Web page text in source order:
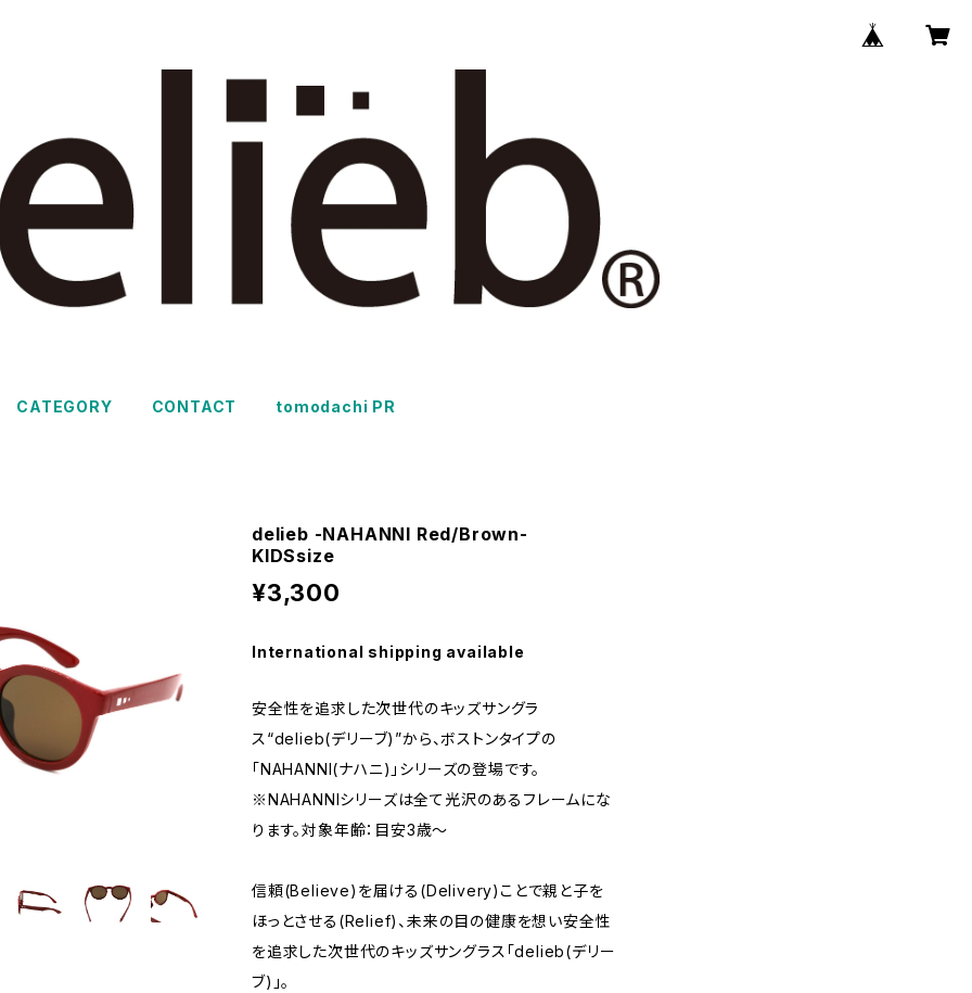
CATEGORY CONTACT tomodachi PR
delieb -NAHANNI Red/Brown-
KIDSsize
¥3,300
International shipping available
安全性を追求した次世代のキッズサングラ
ス“delieb(デリーブ)”から、ボストンタイプの
「NAHANNI(ナハニ)」シリーズの登場です。
※NAHANNIシリーズは全て光沢のあるフレームにな
ります。対象年齢：目安3歳～
信頼(Believe)を届ける(Delivery)ことで親と子を
ほっとさせる(Relief)、未来の目の健康を想い安全性
を追求した次世代のキッズサングラス「delieb(デリー
ブ)」。